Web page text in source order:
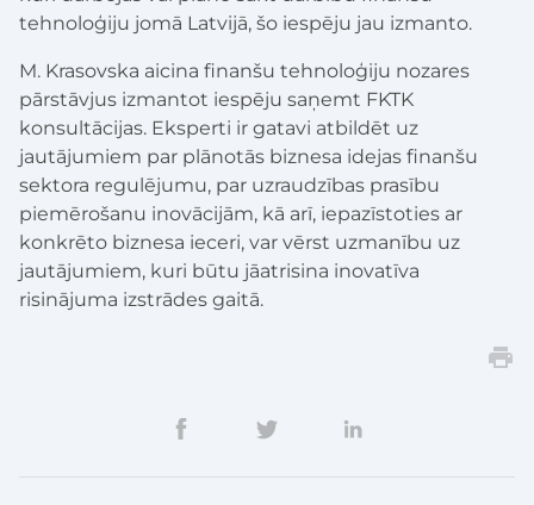
tehnoloģiju jomā Latvijā, šo iespēju jau izmanto.
M. Krasovska aicina finanšu tehnoloģiju nozares
pārstāvjus izmantot iespēju saņemt FKTK
konsultācijas. Eksperti ir gatavi atbildēt uz
jautājumiem par plānotās biznesa idejas finanšu
sektora regulējumu, par uzraudzības prasību
piemērošanu inovācijām, kā arī, iepazīstoties ar
konkrēto biznesa ieceri, var vērst uzmanību uz
jautājumiem, kuri būtu jāatrisina inovatīva
risinājuma izstrādes gaitā.